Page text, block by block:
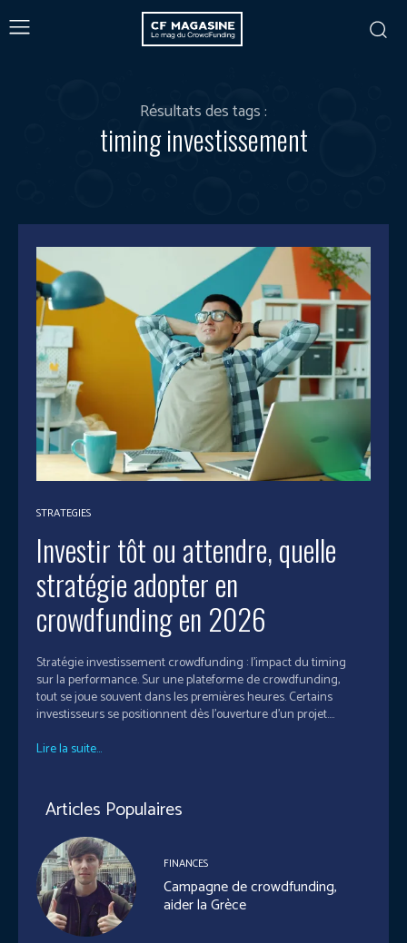
Résultats des tags :
timing investissement
STRATEGIES
Investir tôt ou attendre, quelle
stratégie adopter en
crowdfunding en 2026
Stratégie investissement crowdfunding : l’impact du timing
sur la performance. Sur une plateforme de crowdfunding,
tout se joue souvent dans les premières heures. Certains
investisseurs se positionnent dès l’ouverture d’un projet....
Lire la suite...
Articles Populaires
FINANCES
Campagne de crowdfunding,
aider la Grèce